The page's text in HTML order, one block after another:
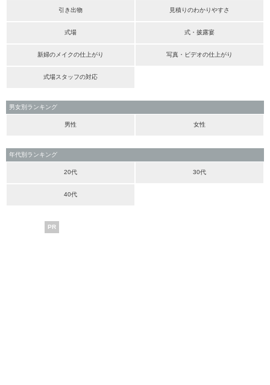
引き出物 見積りのわかりやすさ
式場 式・披露宴
新婦のメイクの仕上がり 写真・ビデオの仕上がり
式場スタッフの対応
男女別ランキング
男性 女性
年代別ランキング
20代 30代
40代
PR